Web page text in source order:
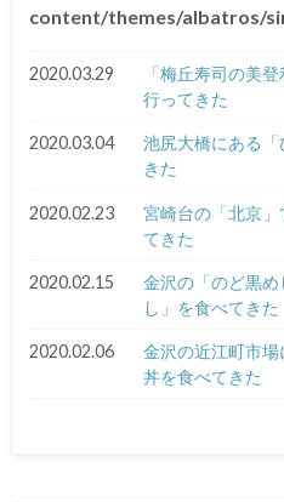
content/themes/albatros/
2020.03.29
「梅丘寿司の美
行ってきた
2020.03.04
池尻大橋にある
きた
2020.02.23
宮崎台の「北京
てきた
2020.02.15
金沢の「のど黒
し」を食べてきた
2020.02.06
金沢の近江町市
丼を食べてきた